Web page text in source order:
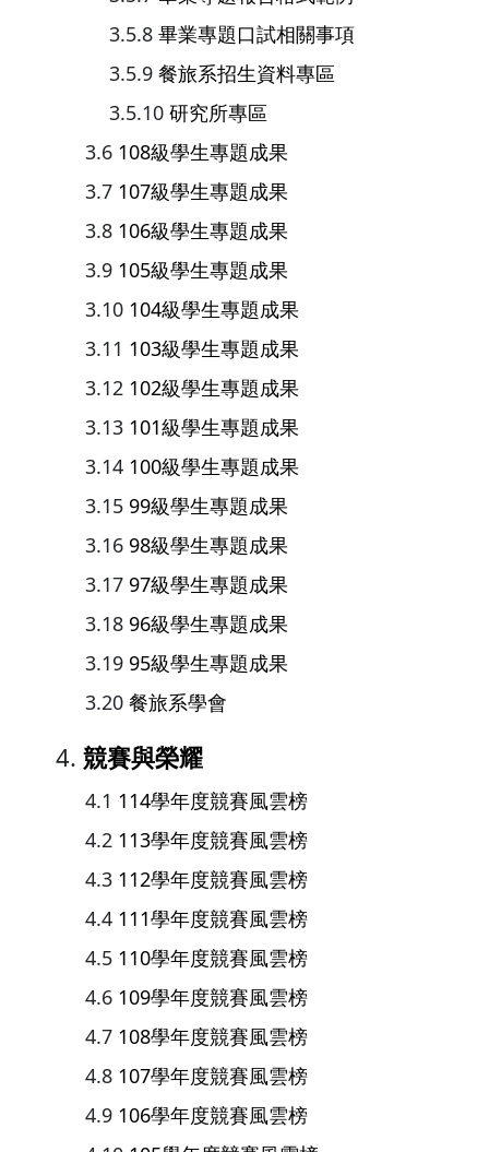
畢業專題口試相關事項
餐旅系招生資料專區
研究所專區
108級學生專題成果
107級學生專題成果
106級學生專題成果
105級學生專題成果
104級學生專題成果
103級學生專題成果
102級學生專題成果
101級學生專題成果
100級學生專題成果
99級學生專題成果
98級學生專題成果
97級學生專題成果
96級學生專題成果
95級學生專題成果
餐旅系學會
競賽與榮耀
114學年度競賽風雲榜
113學年度競賽風雲榜
112學年度競賽風雲榜
111學年度競賽風雲榜
110學年度競賽風雲榜
109學年度競賽風雲榜
108學年度競賽風雲榜
107學年度競賽風雲榜
106學年度競賽風雲榜